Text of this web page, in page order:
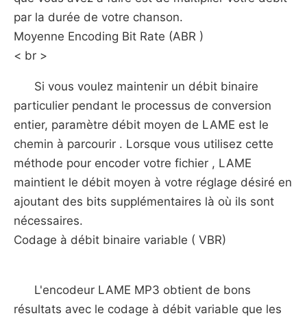
par la durée de votre chanson.
Moyenne Encoding Bit Rate (ABR )
< br >
Si vous voulez maintenir un débit binaire
particulier pendant le processus de conversion
entier, paramètre débit moyen de LAME est le
chemin à parcourir . Lorsque vous utilisez cette
méthode pour encoder votre fichier , LAME
maintient le débit moyen à votre réglage désiré en
ajoutant des bits supplémentaires là où ils sont
nécessaires.
Codage à débit binaire variable ( VBR)
L'encodeur LAME MP3 obtient de bons
résultats avec le codage à débit variable que les